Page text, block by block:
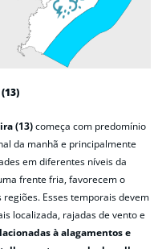
(13)
(13)começa com predomínio
da manhã e principalmente
em diferentes níveis da
frente fria, favorecem o
Esses temporais devem
localizada, rajadas de vento e
à alagamentos e